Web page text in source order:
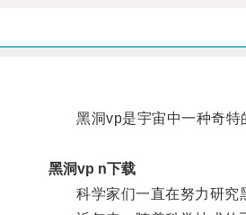
黑洞vp是宇宙中一种奇特的
黑洞vp n下载
科学家们一直在努力研究黑